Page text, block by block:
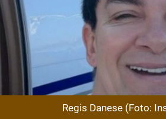
Regis Danese (Foto: